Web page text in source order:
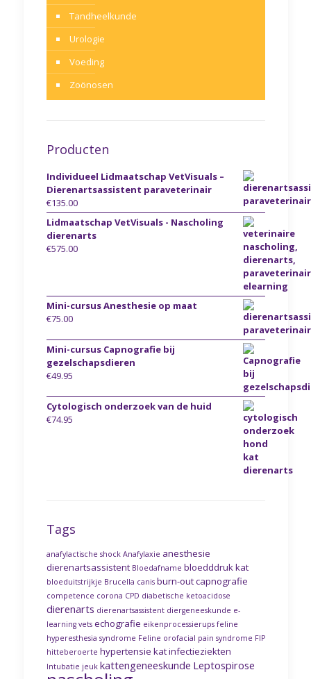
Tandheelkunde
Urologie
Voeding
Zoönosen
Producten
Individueel Lidmaatschap VetVisuals –
Dierenartsassistent paraveterinair
€135.00
Lidmaatschap VetVisuals - Nascholing
dierenarts
€575.00
Mini-cursus Anesthesie op maat
€75.00
Mini-cursus Capnografie bij
gezelschapsdieren
€49.95
Cytologisch onderzoek van de huid
€74.95
Tags
anafylactische shock Anafylaxie anesthesie
dierenartsassistent Bloedafname bloedddruk kat
bloeduitstrijkje Brucella canis burn-outcapnografie
competence corona CPD diabetische ketoacidose
dierenarts dierenartsassistent diergeneeskunde e-
learning vets echografie eikenprocessierups feline
hyperesthesia syndrome Feline orofacial pain syndrome FIP
hitteberoerte hypertensie katinfectieziekten
Intubatie jeuk kattengeneeskunde Leptospirose